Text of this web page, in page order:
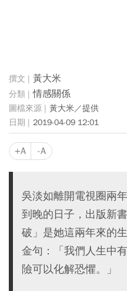
黃大米
情感關係
黃大米／提供
2019-04-09 12:01
+A -A
吳淡如離開電視圈兩
到晚的日子，出版新
破」是她這兩年來的
金句：「我們人生中
險可以化解恐懼。」